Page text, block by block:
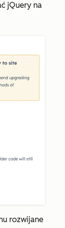
jQuery na
rozwijane